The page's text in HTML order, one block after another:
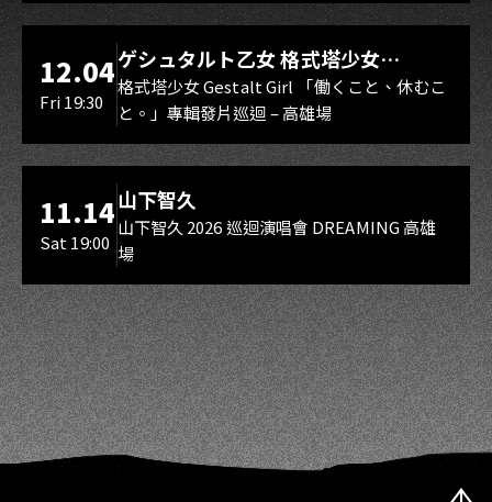
LIVE WAREHOUSE 小庫
12.04
Fri 19:30
ゲシュタルト乙女 格式塔少女
Gestalt Girl
格式塔少女 Gestalt Girl 「働くこと、休むこ
と。」專輯發片巡迴 – 高雄場
11.14
Sat 19:00
山下智久
山下智久 2026 巡迴演唱會 DREAMING 高雄
場